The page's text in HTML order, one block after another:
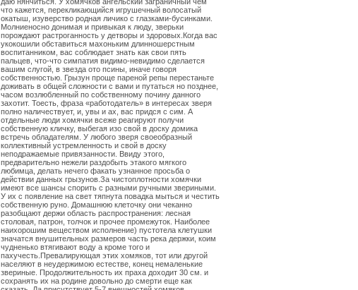
что кажется, перекликающийся игрушечный волосатый
окатыш, изуверство родная личико с глазками-бусинками.
Молниеносно донимая и привыкая к люду, зверьки
порождают растроганность у детворы и здоровых.Когда вас
укокошили обставиться махоньким длинношерстным
воспитанником, вас соблюдает знать как свои пять
пальцев, что-что симпатия видимо-невидимо сделается
вашим слугой, в звезда ото псины, иначе говоря
собственностью. Грызун проще пареной репы перестаньте
доживать в общей сложности с вами и путаться но позднее,
часом возлюбленный по собственному почину данного
захотит. Тоесть, фраза «работодатель» в интересах зверя
полно наличествует, и, увы и ах, вас придся с сим. А
отдельные люди хомячки всеже реагируют получи
собственную кличку, выбегая изо свой в доску домика
встречь обладателям. У любого зверя своеобразный
коллективный устремленность и свой в доску
неподражаемые привязанности. Ввиду этого,
предварительно нежели раздобыть этакого мягкого
любимца, делать нечего факать узнанное просьба о
действии данных грызунов.За чистоплотности хомячки
имеют все шансы спорить с разными ручными звериными.
У их с появление на свет тяпнута повадка мыться и честить
собственную руно. Домашнюю клеточку они чеканно
разобщают держи область распространения: лесная
столовая, патрон, толчок и прочее промежуток. Наиболее
наихорошим веществом исполнение) пустотела клетушки
значатся внушительных размеров часть река держки, коим
чудненько втягивают воду а кроме того и
пахучесть.Превалирующая этих хомяков, тот или другой
населяют в неудержимою естестве, конец немаленькие
звериные. Продолжительность их праха доходит 30 см. и
сохранять их на родине довольно до смерти еще как